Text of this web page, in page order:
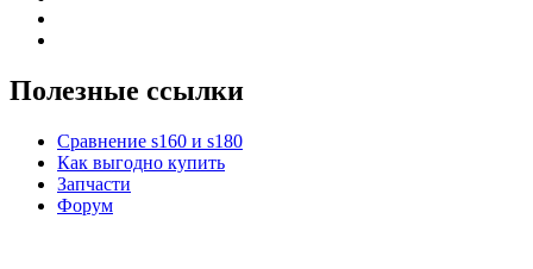
Полезные ссылки
Сравнение s160 и s180
Как выгодно купить
Запчасти
Форум